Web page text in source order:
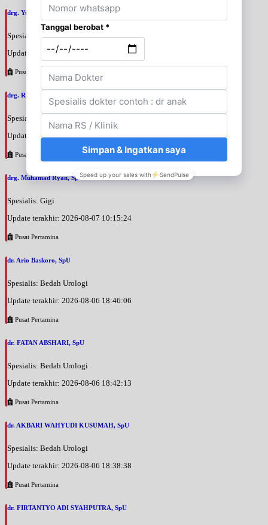
drg. Yuri Desi Pratamasari, SpKGA
Spesialis: Gigi
Update terakhir: 2026-08-07 10:39:26
Pusat Pertamina
drg. Rinati Adrin, SpKGA
Spesialis: Gigi
Update terakhir: 2026-08-07 10:36:46
Pusat Pertamina
drg. Muhamad Ryan, SpPerio
Spesialis: Gigi
Update terakhir: 2026-08-07 10:15:24
Pusat Pertamina
dr. Ario Baskoro, SpU
Spesialis: Bedah Urologi
Update terakhir: 2026-08-06 18:46:06
Pusat Pertamina
dr. FATAN ABSHARI, SpU
Spesialis: Bedah Urologi
Update terakhir: 2026-08-06 18:42:13
Pusat Pertamina
dr. AKBARI WAHYUDI KUSUMAH, SpU
Spesialis: Bedah Urologi
Update terakhir: 2026-08-06 18:38:38
Pusat Pertamina
dr. FIRTANTYO ADI SYAHPUTRA, SpU